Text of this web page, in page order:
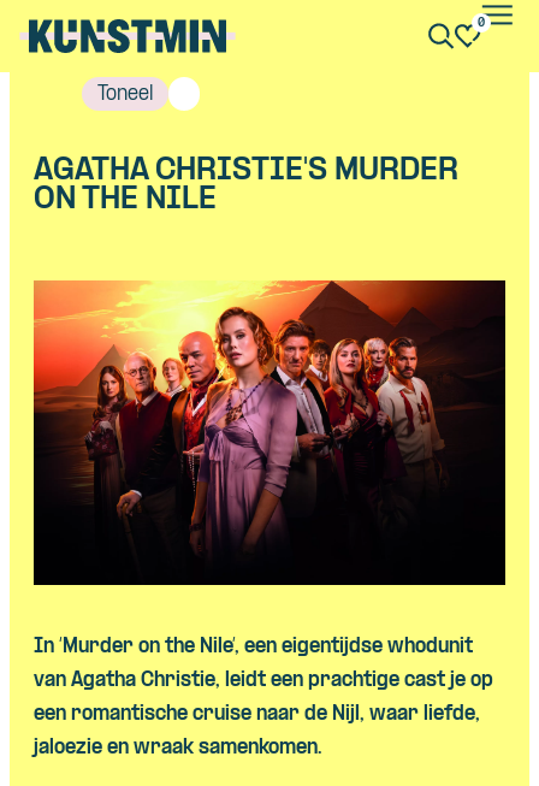
Skip navigatie
0
Toneel
AGATHA CHRISTIE'S MURDER
ON THE NILE
In ‘ Murder on the Nile’, een eigentijdse whodunit
van Agatha Christie, leidt een prachtige cast je op
een romantische cruise naar de Nijl, waar liefde,
jaloezie en wraak samenkomen.